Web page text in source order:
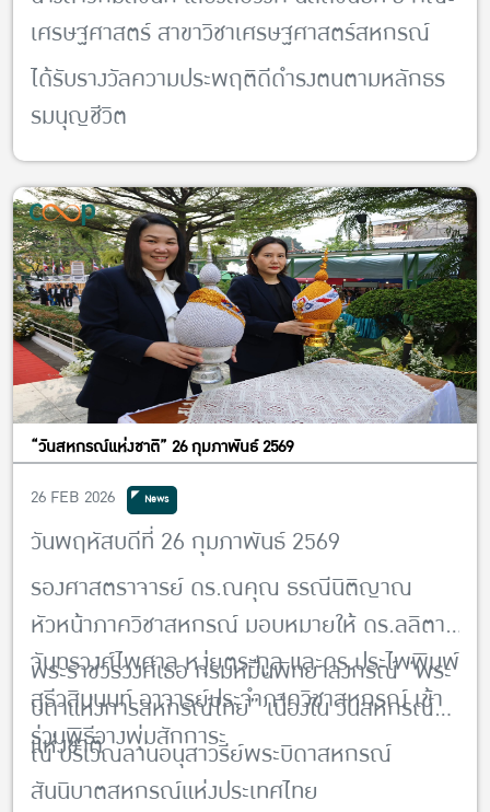
เศรษฐศาสตร์ สาขาวิชาเศรษฐศาสตร์สหกรณ์
ได้รับรางวัลความประพฤติดีดำรงตนตามหลักธร
รมนุญชีวิต
จากพุทธสมาคมแห่งประเทศไทย ในพระบรม
ราชูปถัมภ์
เมื่อวันที่ 31 พฤษภาคม 2569
“วันสหกรณ์แห่งชาติ” 26 กุมภาพันธ์ 2569
26 FEB 2026
News
วันพฤหัสบดีที่ 26 กุมภาพันธ์ 2569
รองศาสตราจารย์ ดร.ณคุณ ธรณีนิติญาณ
หัวหน้าภาควิชาสหกรณ์ มอบหมายให้ ดร.ลลิตา
จันทรวงศ์ไพศาล หงุ่ยตระกูล และดร.ประไพพิมพ์
สุธีวสินนนท์ อาจารย์ประจำภาควิชาสหกรณ์ เข้า
ร่วมพิธีวางพุ่มสักการะ
พระราชวรวงศ์เธอ กรมหมื่นพิทยาลงกรณ์ “พระ
บิดาแห่งการสหกรณ์ไทย” เนื่องใน วันสหกรณ์
แห่งชาติ
ณ บริเวณลานอนุสาวรีย์พระบิดาสหกรณ์
สันนิบาตสหกรณ์แห่งประเทศไทย